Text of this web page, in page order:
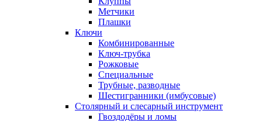
Метчики
Плашки
Ключи
Комбинированные
Ключ-трубка
Рожковые
Специальные
Трубные, разводные
Шестигранники (имбусовые)
Столярный и слесарный инструмент
Гвоздодёры и ломы